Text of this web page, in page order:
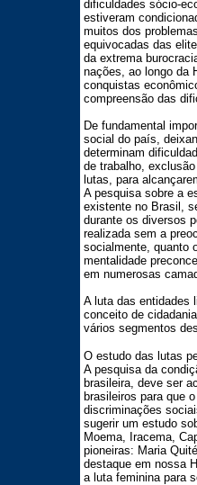
dificuldades sócio-
estiveram
muitos dos
equivocadas das
da extrema
nações, ao longo da
conquistas
compreensão das
De fundamental
social do país,
determinam
de trabalho,
lutas, para
A pesquisa sobre a
existente no Brasil,
durante os diversos
realizada sem a
socialmente, quanto
mentalidade
em numerosas
A luta das entidades
conceito de
vários segmentos
O estudo das lutas
A pesquisa da
brasileira, deve ser
brasileiros para que
discriminações
sugerir um estudo
Moema, Iracema,
pioneiras: Maria
destaque em nossa
a luta feminina para